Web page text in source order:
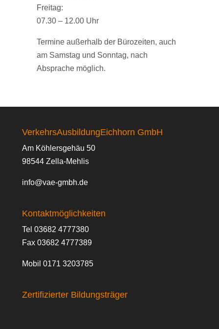
Freitag:
07.30 – 12.00 Uhr
Termine außerhalb der Bürozeiten, auch
am Samstag und Sonntag, nach
Absprache möglich.
VerkehrsAusbildungEichhorn GmbH
Am Köhlersgehäu 50
98544 Zella-Mehlis
info@vae-gmbh.de
Kontaktmöglichkeiten
Tel 03682 4777380
Fax 03682 4777389
Mobil 0171 3203785
Zertifizierter Bildungsträger